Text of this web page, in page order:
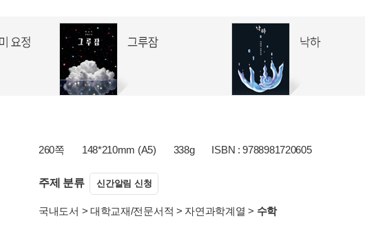
260쪽 148*210mm (A5) 338g ISBN : 9788981720605
주제 분류 신간알림 신청
국내도서 > 대학교재/전문서적 > 자연과학계열 > 수학